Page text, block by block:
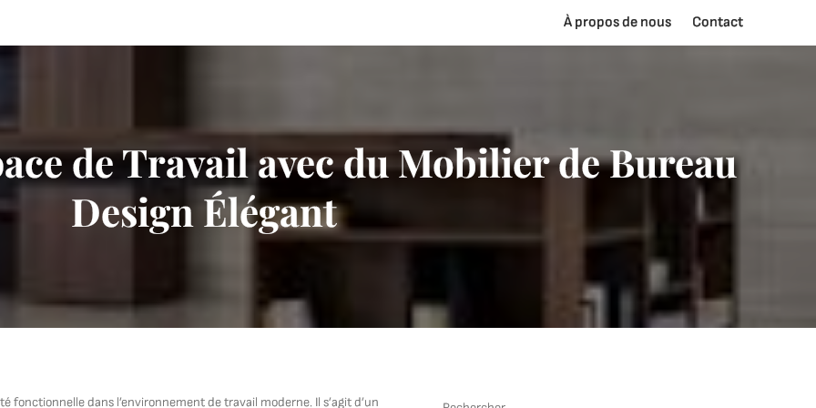
À propos de nous Contact
de Travail avec du Mobilier de Bureau
Design Élégant
fonctionnelle dans l’environnement de travail moderne. Il s’agit d’un